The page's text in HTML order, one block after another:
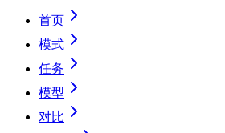
首页
模式
任务
模型
对比